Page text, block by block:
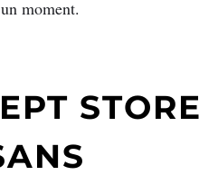
moment.
STORE